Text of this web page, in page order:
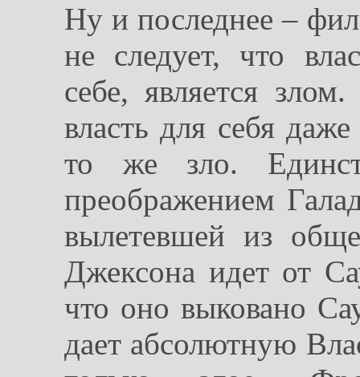
Ну и последнее –
не следует, что
себе, является
власть для себя
то же зло.
преображением
вылетевшей из
Джексона идет от
что оно выковано
дает абсолютную